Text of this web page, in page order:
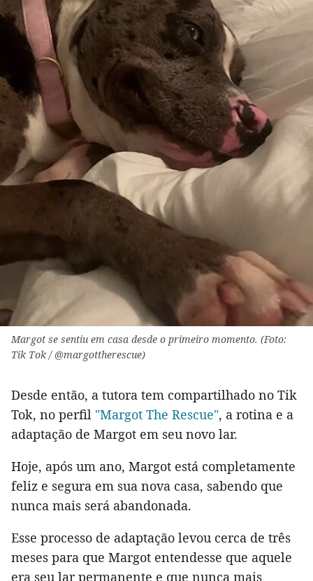
Margot se sentiu em casa desde o primeiro momento. (Foto:
Tik Tok / @margottherescue)
Desde então, a tutora tem compartilhado no Tik
Tok, no perfil "Margot The Rescue", a rotina e a
adaptação de Margot em seu novo lar.
Hoje, após um ano, Margot está completamente
feliz e segura em sua nova casa, sabendo que
nunca mais será abandonada.
Esse processo de adaptação levou cerca de três
meses para que Margot entendesse que aquele
era seu lar permanente e que nunca mais